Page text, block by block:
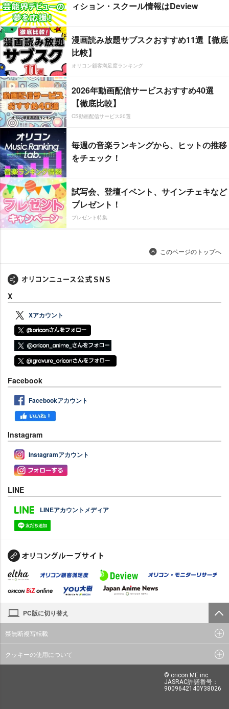
ィション・スクール情報はDeview
漫画読み放題サブスクおすすめ11選【徹底
比較】
オリコン顧客満足度ランキング
2026年動画配信サービスおすすめ40選
【徹底比較】
CS動画配信サービス20選
毎週の音楽ランキングから、ヒットの推移
をチェック！
試写会、登壇イベント、サインチェキなど
プレゼント！
プレゼント特集
このページのトップへ
X
Xアカウント
Facebook
Facebookアカウント
Instagram
Instagramアカウント
LINE
LINEアカウントメディア
PC版に切り替え
禁無断複写転載
クッキーの使用について
© oricon ME inc.
JASRAC許諾番号：
9009642140Y38026